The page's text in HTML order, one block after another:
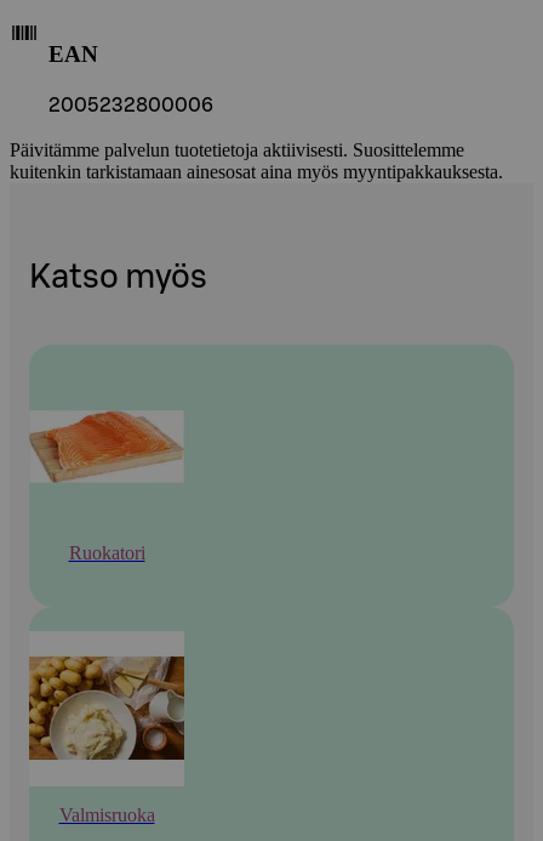
EAN
2005232800006
Päivitämme palvelun tuotetietoja aktiivisesti. Suosittelemme
kuitenkin tarkistamaan ainesosat aina myös myyntipakkauksesta.
Katso myös
Ruokatori
Valmisruoka